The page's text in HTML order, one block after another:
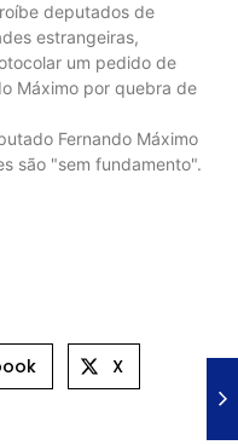
deputados de
estrangeiras,
um pedido de
Máximo por quebra de
Fernando Máximo
são "sem fundamento".
X